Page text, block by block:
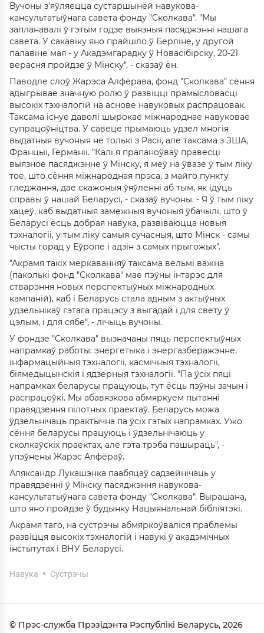
Вучоны з'яўляецца сустаршынёй навукова-
кансультатыўнага савета фонду "Сколкава". "Мы
запланавалі ў гэтым годзе выязныя пасяджэнні нашага
савета. У сакавіку яно прайшло ў Берліне, у другой
палавіне мая - у Акадэмгарадку ў Новасібірску, 20-21
верасня пройдзе ў Мінску", - сказаў ён.
Паводле слоў Жарэса Алфёрава, фонд "Сколкава" сёння
адыгрывае значную ролю ў развіцці прамысловасці
высокіх тэхналогій на аснове навуковых распрацовак.
Таксама існуе даволі шырокае міжнароднае навуковае
супрацоўніцтва. У савеце прымаюць удзел многія
выдатныя вучоныя не толькі з Расіі, але таксама з ЗША,
Францыі, Германіі. "Калі я прапаноўваў правесці
выязное пасяджэнне ў Мінску, я меў на ўвазе ў тым ліку
тое, што сёння міжнародная прэса, з майго пункту
гледжання, дае скажоныя ўяўленні аб тым, як ідуць
справы ў нашай Беларусі, - сказаў вучоны. - Я ў тым ліку
хацеў, каб выдатныя замежныя вучоныя ўбачылі, што ў
Беларусі ёсць добрая навука, развіваюцца новыя
тэхналогіі, у тым ліку самыя сучасныя, што Мінск - самы
чысты горад у Еўропе і адзін з самых прыгожых".
"Акрамя такіх меркаванняў таксама вельмі важна
(паколькі фонд "Сколкава" мае пэўны інтарэс для
стварэння новых перспектыўных міжнародных
кампаній), каб і Беларусь стала адным з актыўных
удзельнікаў гэтага працэсу з выгадай і для свету ў
цэлым, і для сябе", - лічыць вучоны.
У фондзе "Сколкава" вызначаны пяць перспектыўных
напрамкаў работы: энергетыка і энергазберажэнне,
інфармацыйныя тэхналогіі, касмічныя тэхналогіі,
біямедыцынскія і ядзерныя тэхналогіі. "Па ўсіх пяці
напрамках беларусы працуюць, тут ёсць пэўны зачын і
распрацоўкі. Мы абавязкова абмяркуем пытанні
правядзення пілотных праектаў. Беларусь можа
ўдзельнічаць практычна па ўсіх гэтых напрамках. Ужо
сёння беларусы працуюць і ўдзельнічаюць у
сколкаўскіх праектах, але гэта трэба пашыраць", -
упэўнены Жарэс Алфёраў.
Аляксандр Лукашэнка паабяцаў садзейнічаць у
правядзенні ў Мінску пасяджэння навукова-
кансультатыўнага савета фонду "Сколкава". Вырашана,
што яно пройдзе ў будынку Нацыянальнай бібліятэкі.
Акрамя таго, на сустрэчы абмяркоўваліся праблемы
развіцця высокіх тэхналогій і навукі ў акадэмічных
інстытутах і ВНУ Беларусі.
Навука Сустрэчы
© Прэс-служба Прэзідэнта Рэспублікі Беларусь, 2026